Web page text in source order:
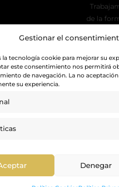
Gestionar el
la tecnología cookie para mejorar su
este consentimiento nos permitirá
de navegación. La no
su experiencia.
Denegar
de la